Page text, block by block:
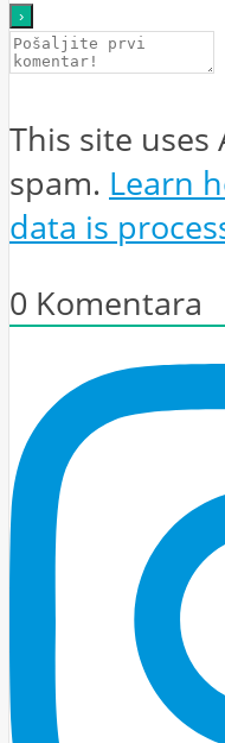
This site
spam. Learn
data is
0 Komentara